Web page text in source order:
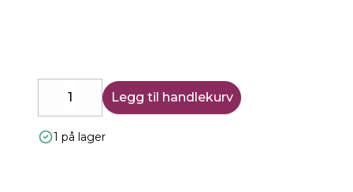
DecreaseIncrease
Legg til handlekurv
1 på lager